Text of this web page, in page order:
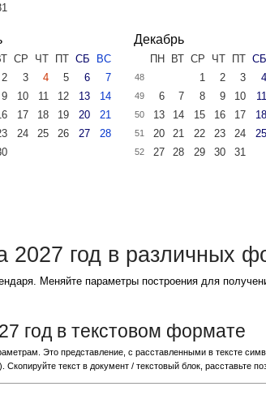
СР ЧТ ПТ СБ ВС
2 3 4 5 6 7
9 10 11 12 13 14
17 18 19 20 21
24 25 26 27 28
Декабрь
ПН ВТ СР ЧТ ПТ СБ
48 1 2 3 4
49 6 7 8 9 10 11
50 13 14 15 16 17 18
51 20 21 22 23 24 25
52 27 28 29 30 31
2027 год в различных
Меняйте параметры построения для
год в текстовом формате
Это представление, с расставленными в тексте
текст в документ / текстовый блок, расставьте